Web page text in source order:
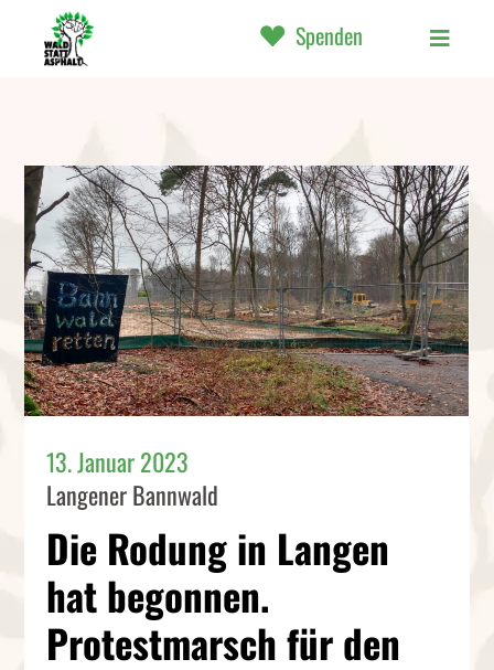
Spenden
13. Januar 2023
Langener Bannwald
Die Rodung in Langen
hat begonnen.
Protestmarsch für den